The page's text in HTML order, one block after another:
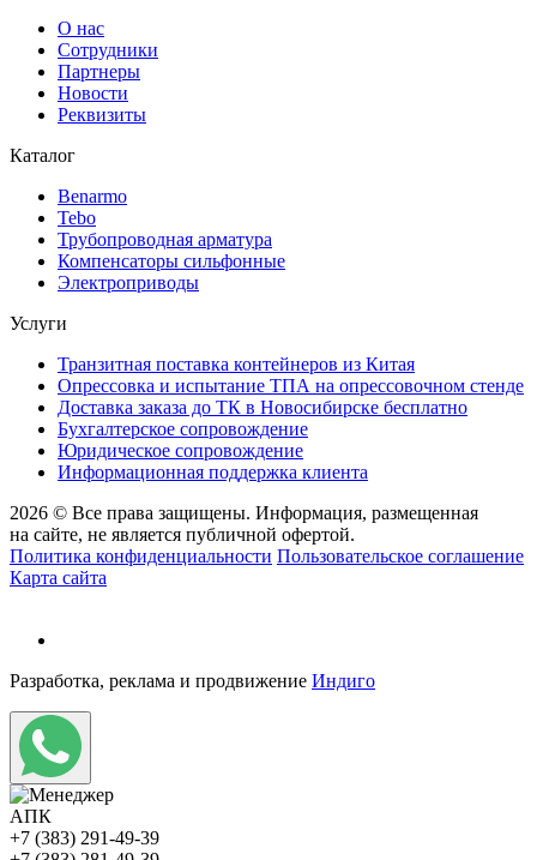
О нас
Сотрудники
Партнеры
Новости
Реквизиты
Каталог
Benarmo
Tebo
Трубопроводная арматура
Компенсаторы сильфонные
Электроприводы
Услуги
Транзитная поставка контейнеров из Китая
Опрессовка и испытание ТПА на опрессовочном стенде
Доставка заказа до ТК в Новосибирске бесплатно
Бухгалтерское сопровождение
Юридическое сопровождение
Информационная поддержка клиента
2026 © Все права защищены. Информация, размещенная
на сайте, не является публичной офертой.
Политика конфиденциальности Пользовательское соглашение
Карта сайта
Разработка, реклама и продвижение Индиго
АПК
+7 (383) 291-49-39